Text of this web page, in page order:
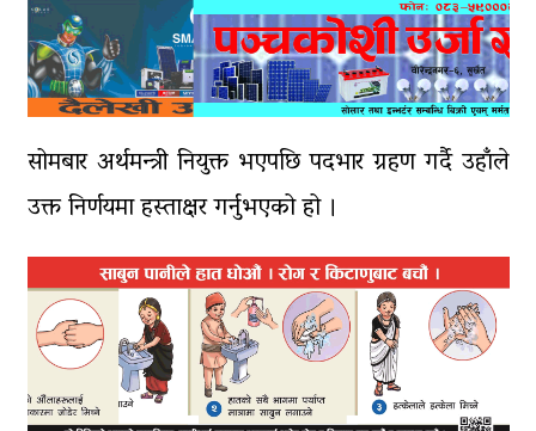
सोमबार अर्थमन्त्री नियुक्त भएपछि पदभार ग्रहण गर्दै उहाँले
उक्त निर्णयमा हस्ताक्षर गर्नुभएको हो ।